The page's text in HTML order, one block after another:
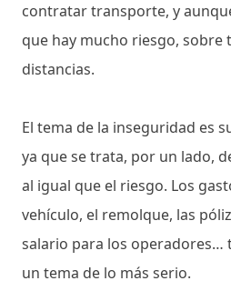
contratar transporte, y
que hay mucho riesgo, sobre
distancias.
El tema de la inseguridad es
ya que se trata, por un lado,
al igual que el riesgo. Los
vehículo, el remolque, las
salario para los operadores…
un tema de lo más serio.